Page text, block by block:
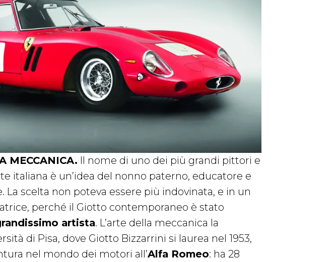
MECCANICA. Il nome di uno dei più grandi pittori e
italiana è un’idea del nonno paterno, educatore e
scelta non poteva essere più indovinata, e in un
perché il Giotto contemporaneo è stato
artista. L’arte della meccanica la
di Pisa, dove Giotto Bizzarrini si laurea nel 1953,
nel mondo dei motori all’Alfa Romeo: ha 28